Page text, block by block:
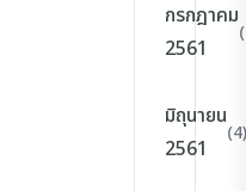
กรกฎาคม
2561
มิถุนายน
2561
(4)